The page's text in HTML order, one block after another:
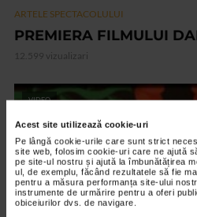
Acest site utilizează cookie-uri
Pe lângă cookie-urile care sunt strict
site web, folosim cookie-uri care ne ajută
pe site-ul nostru și ajută la îmbunătățirea
ul, de exemplu, făcând rezultatele să fie
pentru a măsura performanța site-ului
instrumente de urmărire pentru a oferi
obiceiurilor dvs. de navigare.
ARTELE SPECTACOLULUI
PREMIERA FILMULUI
12.599 vizualizari
VIDEO